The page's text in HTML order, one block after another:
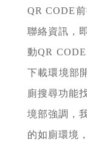
QR CODE
聯絡資訊，
動QR
下載環境部
廁搜尋功能
境部強調，
的如廁環境